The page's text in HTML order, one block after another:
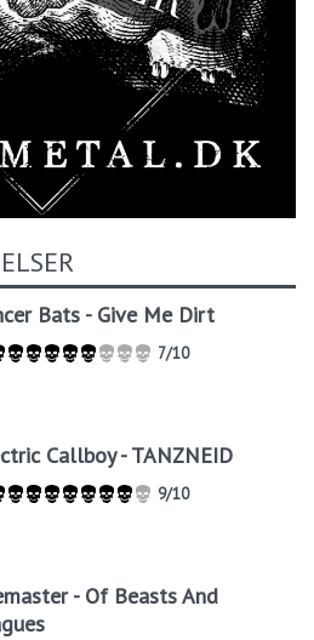
Bats - Give Me Dirt
7/10
Callboy - TANZNEID
9/10
- Of Beasts And